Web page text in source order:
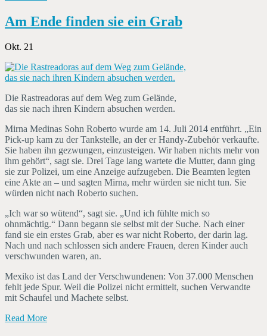
Am Ende finden sie ein Grab
Okt. 21
Die Rastreadoras auf dem Weg zum Gelände,
das sie nach ihren Kindern absuchen werden.
Mirna Medinas Sohn Roberto wurde am 14. Juli 2014 entführt. „Ein
Pick-up kam zu der Tankstelle, an der er Handy-Zubehör verkaufte.
Sie haben ihn gezwungen, einzusteigen. Wir haben nichts mehr von
ihm gehört“, sagt sie. Drei Tage lang wartete die Mutter, dann ging
sie zur Polizei, um eine Anzeige aufzugeben. Die Beamten legten
eine Akte an – und sagten Mirna, mehr würden sie nicht tun. Sie
würden nicht nach Roberto suchen.
„Ich war so wütend“, sagt sie. „Und ich fühlte mich so
ohnmächtig.“ Dann begann sie selbst mit der Suche. Nach einer
fand sie ein erstes Grab, aber es war nicht Roberto, der darin lag.
Nach und nach schlossen sich andere Frauen, deren Kinder auch
verschwunden waren, an.
Mexiko ist das Land der Verschwundenen: Von 37.000 Menschen
fehlt jede Spur. Weil die Polizei nicht ermittelt, suchen Verwandte
mit Schaufel und Machete selbst.
Read More